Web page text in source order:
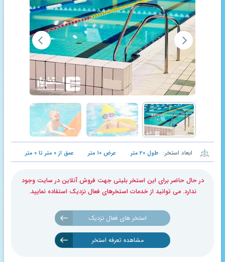
ابعاد استخر: طول ۲۰متر عرض۱۰ متر عمق از۰ متر تا۰ متر
در حال حاضر برای این استخر بلیتی جهت فروش آنلاین در سایت وجود
ندارد. می توانید از خدمات استخرهای فعال نزدیک استفاده نمایید.
استخر های فعال نزدیک
مشاهده تعرفه استخر